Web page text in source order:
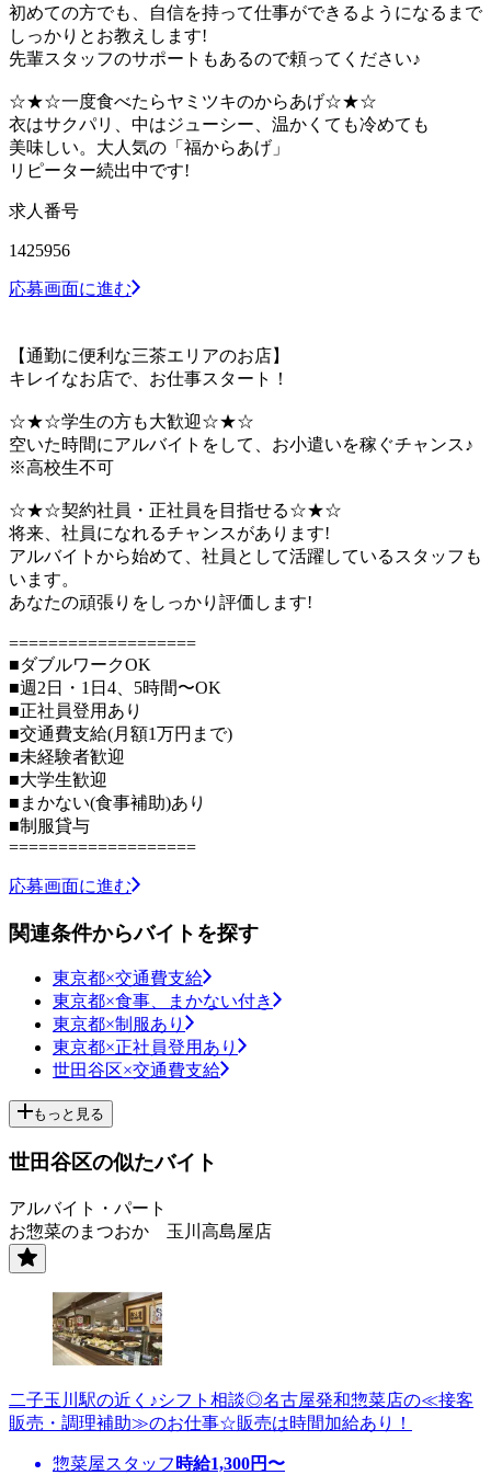
初めての方でも、自信を持って仕事ができるようになるまで
しっかりとお教えします!
先輩スタッフのサポートもあるので頼ってください♪
☆★☆一度食べたらヤミツキのからあげ☆★☆
衣はサクパリ、中はジューシー、温かくても冷めても
美味しい。大人気の「福からあげ」
リピーター続出中です!
求人番号
1425956
応募画面に進む
【通勤に便利な三茶エリアのお店】
キレイなお店で、お仕事スタート！
☆★☆学生の方も大歓迎☆★☆
空いた時間にアルバイトをして、お小遣いを稼ぐチャンス♪
※高校生不可
☆★☆契約社員・正社員を目指せる☆★☆
将来、社員になれるチャンスがあります!
アルバイトから始めて、社員として活躍しているスタッフも
います。
あなたの頑張りをしっかり評価します!
===================
■ダブルワークOK
■週2日・1日4、5時間〜OK
■正社員登用あり
■交通費支給(月額1万円まで)
■未経験者歓迎
■大学生歓迎
■まかない(食事補助)あり
■制服貸与
===================
応募画面に進む
関連条件からバイトを探す
東京都×交通費支給
東京都×食事、まかない付き
東京都×制服あり
東京都×正社員登用あり
世田谷区×交通費支給
もっと見る
世田谷区の似たバイト
アルバイト・パート
お惣菜のまつおか 玉川高島屋店
二子玉川駅の近く♪シフト相談◎名古屋発和惣菜店の≪接客
販売・調理補助≫のお仕事☆販売は時間加給あり！
惣菜屋スタッフ 時給1,300円〜